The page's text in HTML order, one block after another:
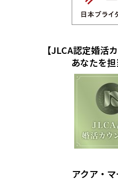
【JLCA認定婚活
あなたを
アクア・